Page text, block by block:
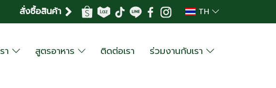
สั่งซื้อสินค้า TH
า สูตรอาหาร ติดต่อเรา ร่วมงานกับเรา